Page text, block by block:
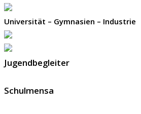
Universität – Gymnasien – Industrie
Jugendbegleiter
Schulmensa